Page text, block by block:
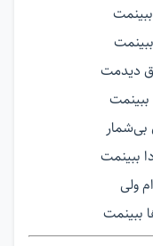
دیدمت
ببینمت
ولی
ببینمت